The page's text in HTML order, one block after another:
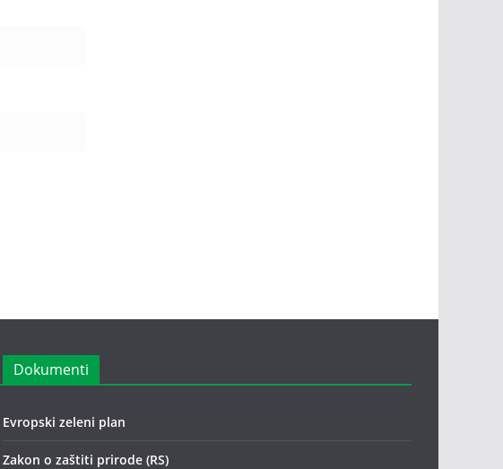
Dokumenti
Evropski zeleni plan
Zakon o zaštiti prirode (RS)